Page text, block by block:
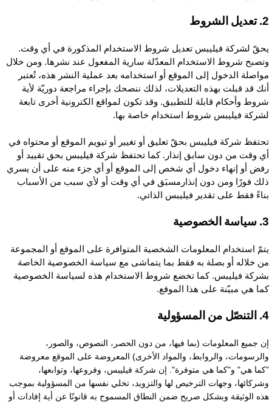
لشركة فيليبس تعديل شروط الاستخدام المذكورة في أي وقت.
شروط الاستخدام المعدّلة سارية المفعول عند نشرها. ومن خلال
الدخول إلى الموقع أو استخدامه بعد عملية النشر هذه، تُعتبر
قد قبلت بهذه التعديلات، لذلك ننصحك بإجراء مراجعة دوريّة لأية
وأحكام قابلة للتطبيق. وقد تكون لمواقع الكترونية أخرى تابعة
فيليبس شروط استخدام خاصة بها.
شركة فيليبس بحقّ تعليق أو تغيير أو تيويم الموقع أو محتواه في
وقت من دون سابق إنذار. كما تحتفظ شركة فيليبس بحق تقييد أو
أو إنهاء دخول أي شخص إلى الموقع أو أي جزء منه على أن يسري
فورًا ومن دون إنذارمسبَق في أي وقت أو لأي سبب من الأسباب
فقط على تقدير فيليبس الذاتي.
استخدام المعلومات الشخصية المتوافرة على الموقع أو المجموعة
خلاله أو بصلة به فقط بما يتماشى مع سياسة الخصوصية الخاصة
فيليبس. كما تخضع شروط الاستخدام هذه لسياسة الخصوصية
هي مبيّنة على هذا الموقع.
جميع المعلومات (بما فيها، من دون الحصر، النصوص، والصور،
والروابط، والمواد الأخرى) المعروضة على الموقع معروضة
هي" و"كما هي متوفرة". إن شركة فيليبس، وفروعها، وتوابعها،
وجهات الترخيص لها والتزويد، تخلي نفسها من المسؤولية بموجب
الوثيقة وبشكل صريح ضمن النطاق المسموح به قانونًا عن أية إفادات أو